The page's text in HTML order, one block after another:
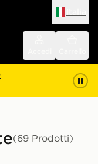
(69 Prodotti)